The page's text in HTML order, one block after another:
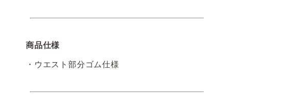
商品仕様
・ウエスト部分ゴム仕様